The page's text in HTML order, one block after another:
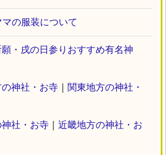
の服装について
・戌の日参りおすすめ有名神
神社・お寺
関東地方の神社・
社・お寺
近畿地方の神社・お